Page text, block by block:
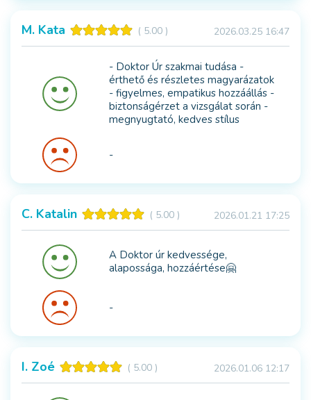
M. Kata ( 5.00 ) 2026.03.25 16:47
- Doktor Úr szakmai tudása -
érthető és részletes magyarázatok
- figyelmes, empatikus hozzáállás -
biztonságérzet a vizsgálat során -
megnyugtató, kedves stílus
-
C. Katalin ( 5.00 ) 2026.01.21 17:25
A Doktor úr kedvessége,
alapossága, hozzáértése🤗
-
I. Zoé ( 5.00 ) 2026.01.06 12:17